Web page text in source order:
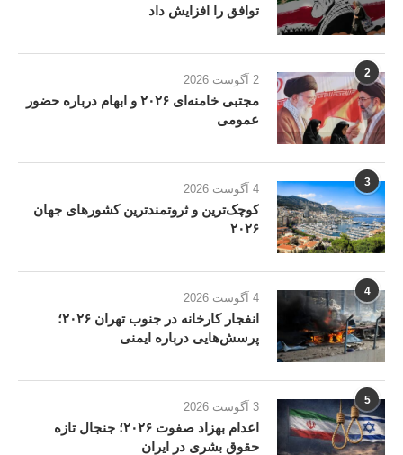
توافق را افزایش داد
2 2 آگوست 2026
مجتبی خامنه‌ای ۲۰۲۶ و ابهام درباره حضور
عمومی
3 4 آگوست 2026
کوچک‌ترین و ثروتمندترین کشورهای جهان
۲۰۲۶
4 4 آگوست 2026
انفجار کارخانه در جنوب تهران ۲۰۲۶؛
پرسش‌هایی درباره ایمنی
5 3 آگوست 2026
اعدام بهزاد صفوت ۲۰۲۶؛ جنجال تازه
حقوق بشری در ایران